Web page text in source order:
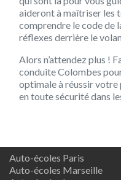
aideront à maîtriser les
comprendre le code de
réflexes derrière le
Alors n’attendez plus !
conduite Colombes
optimale à réussir votre
en toute sécurité dans
Auto-écoles Paris
Auto-écoles Marseille